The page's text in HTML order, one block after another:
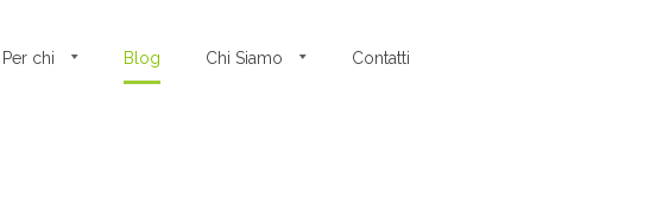
Per chi Blog Chi Siamo Contatti